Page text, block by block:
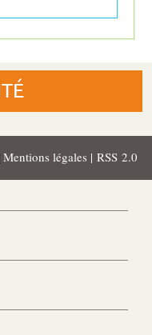
Mentions légales | RSS 2.0